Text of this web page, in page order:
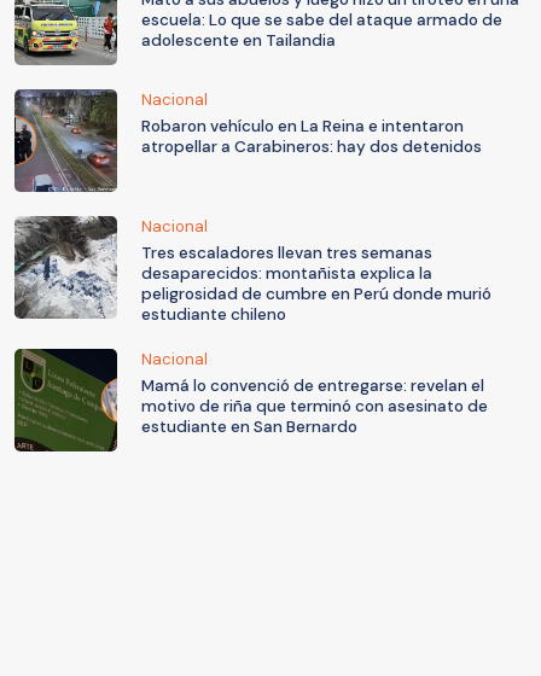
escuela: Lo que se sabe del ataque armado de
adolescente en Tailandia
Nacional
Robaron vehículo en La Reina e intentaron
atropellar a Carabineros: hay dos detenidos
Nacional
Tres escaladores llevan tres semanas
desaparecidos: montañista explica la
peligrosidad de cumbre en Perú donde murió
estudiante chileno
Nacional
Mamá lo convenció de entregarse: revelan el
motivo de riña que terminó con asesinato de
estudiante en San Bernardo